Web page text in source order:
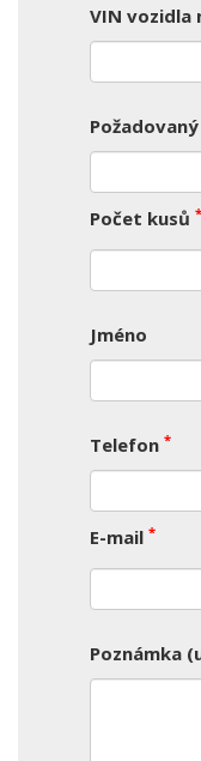
VIN vozidla
Počet kusů *
Jméno
Telefon *
E-mail *
Poznámka